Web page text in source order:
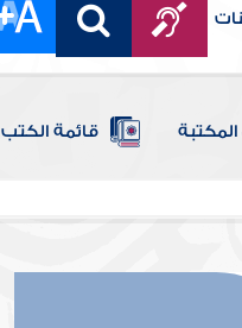
قائمة الكتب